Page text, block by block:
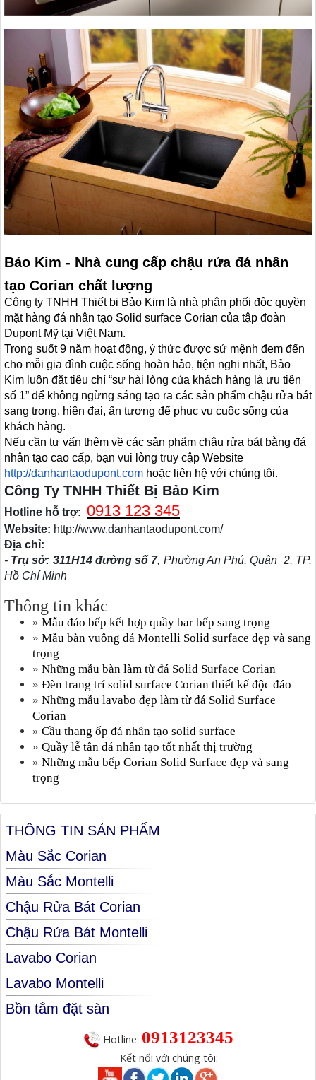
Bảo Kim - Nhà cung cấp chậu rửa đá nhân
tạo Corian chất lượng
Công ty TNHH Thiết bị Bảo Kim là nhà phân phối độc quyền
mặt hàng đá nhân tạo Solid surface Corian của tập đoàn
Dupont Mỹ tại Việt Nam.
Trong suốt 9 năm hoạt động, ý thức được sứ mệnh đem đến
cho mỗi gia đình cuộc sống hoàn hảo, tiện nghi nhất, Bảo
Kim luôn đặt tiêu chí “sự hài lòng của khách hàng là ưu tiên
số 1” để không ngừng sáng tạo ra các sản phẩm chậu rửa bát
sang trọng, hiện đại, ấn tượng để phục vụ cuộc sống của
khách hàng.
Nếu cần tư vấn thêm về các sản phẩm chậu rửa bát bằng đá
nhân tạo cao cấp, bạn vui lòng truy cập Website
http://danhantaodupont.com hoặc liên hệ với chúng tôi.
Công Ty TNHH Thiết Bị Bảo Kim
Hotline hỗ trợ: 0913 123 345
Website: http://www.danhantaodupont.com/
Địa chỉ:
- Trụ sở: 311H14 đường số 7, Phường An Phú, Quận 2, TP.
Hồ Chí Minh
Thông tin khác
» Mẫu đảo bếp kết hợp quầy bar bếp sang trọng
» Mẫu bàn vuông đá Montelli Solid surface đẹp và sang
trọng
» Những mẫu bàn làm từ đá Solid Surface Corian
» Đèn trang trí solid surface Corian thiết kế độc đáo
» Những mẫu lavabo đẹp làm từ đá Solid Surface
Corian
» Cầu thang ốp đá nhân tạo solid surface
» Quầy lễ tân đá nhân tạo tốt nhất thị trường
» Những mẫu bếp Corian Solid Surface đẹp và sang
trọng
THÔNG TIN SẢN PHẨM
Màu Sắc Corian
Màu Sắc Montelli
Chậu Rửa Bát Corian
Chậu Rửa Bát Montelli
Lavabo Corian
Lavabo Montelli
Bồn tắm đặt sàn
Hotline: 0913123345
Kết nối với chúng tôi: